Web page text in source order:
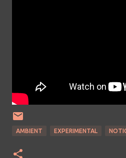
AMBIENT EXPERIMENTAL